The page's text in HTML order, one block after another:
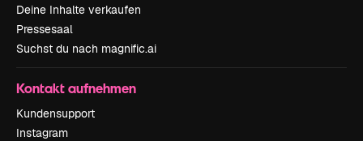
Deine Inhalte verkaufen
Pressesaal
Suchst du nach magnific.ai
Kontakt aufnehmen
Kundensupport
Instagram